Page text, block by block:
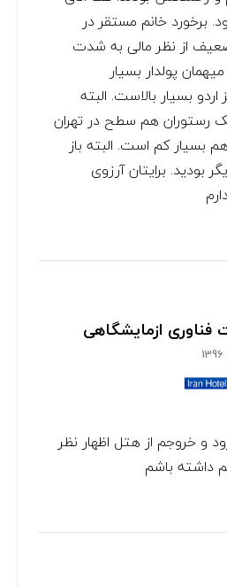
برخورد خانم مستقر در
از نظر مالی به شدت
پولدار بسیار
بسیار بالاست. البته
رستوران هم سطح در تهران
بسیار کم است. البته باز
بودید. برایتان آرزوی
فناوری ازمایشگاهی
و خروجم از هتل اظهار نظر
داشته باشم